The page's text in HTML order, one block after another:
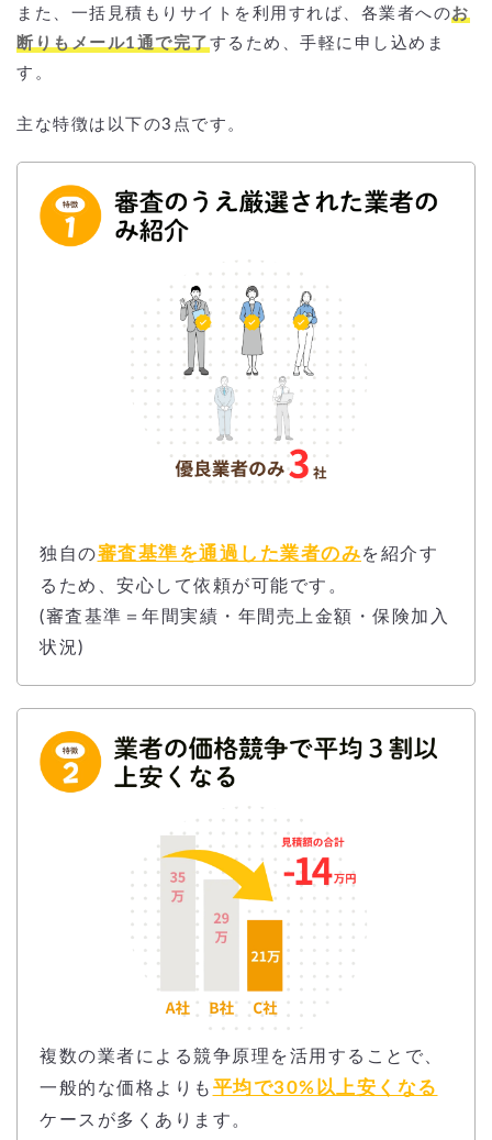
また、一括見積もりサイトを利用すれば、各業者へのお
断りもメール1通で完了 するため、手軽に申し込めま
す。
主な特徴は以下の3点です。
独自の審査基準を通過した業者のみを紹介す
るため、安心して依頼が可能です。
(審査基準＝年間実績・年間売上金額・保険加入
状況)
複数の業者による競争原理を活用することで、
一般的な価格よりも 平均で30%以上安くなる
ケースが多くあります。